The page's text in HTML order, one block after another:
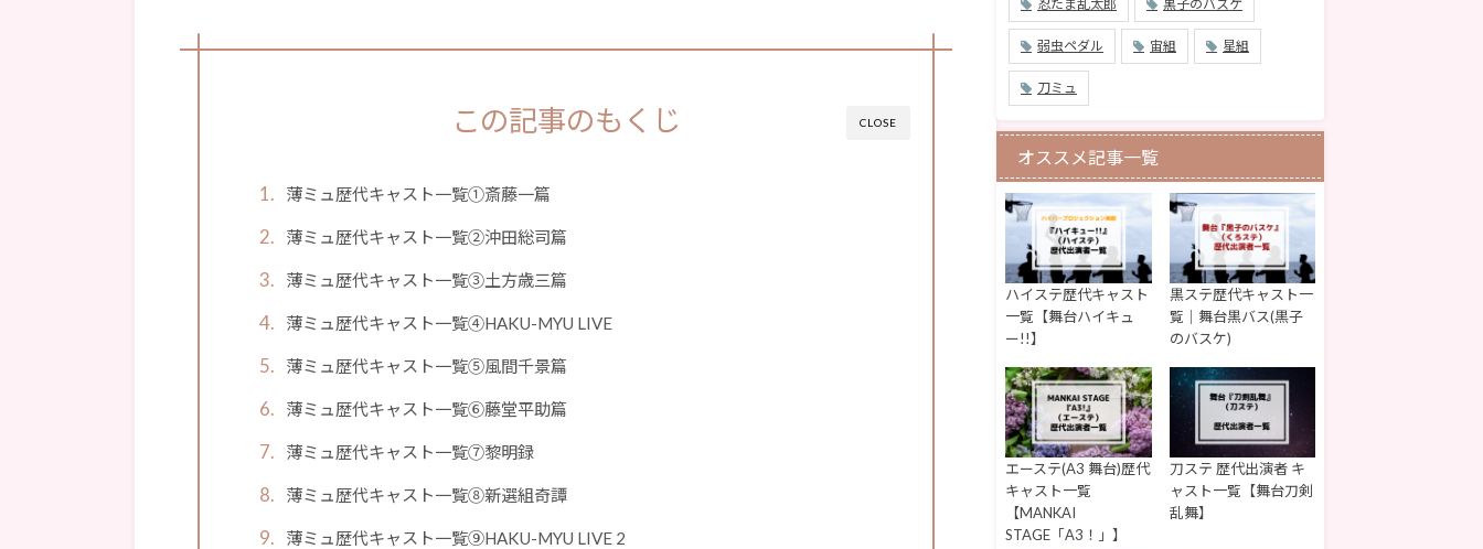
CLOSE
この記事のもくじ
薄ミュ歴代キャスト一覧①斎藤一篇
薄ミュ歴代キャスト一覧②沖田総司篇
薄ミュ歴代キャスト一覧③土方歳三篇
薄ミュ歴代キャスト一覧④HAKU-MYU LIVE
薄ミュ歴代キャスト一覧⑤風間千景篇
薄ミュ歴代キャスト一覧⑥藤堂平助篇
薄ミュ歴代キャスト一覧⑦黎明録
薄ミュ歴代キャスト一覧⑧新選組奇譚
薄ミュ歴代キャスト一覧⑨HAKU-MYU LIVE 2
忍たま乱太郎 黒子のバスケ
弱虫ペダル 宙組 星組
刀ミュ
オススメ記事一覧
ハイステ歴代キャスト
一覧【舞台ハイキュ
ー!!】
黒ステ歴代キャスト一
覧｜舞台黒バス(黒子
のバスケ)
エーステ(A3 舞台)歴代
キャスト一覧
【MANKAI
STAGE「A3！」】
刀ステ 歴代出演者 キ
ャスト一覧【舞台刀剣
乱舞】